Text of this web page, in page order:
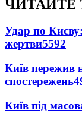
ЧИТАЙТЕ
Удар по
жертви5592
Київ пережив
спостережень
Київ під